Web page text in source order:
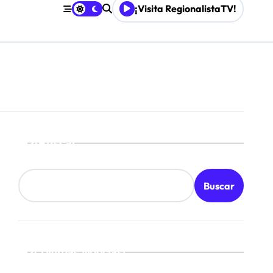
¡Visita RegionalistaTV!
Buscar
Buscar
¡Ultimas Noticias!